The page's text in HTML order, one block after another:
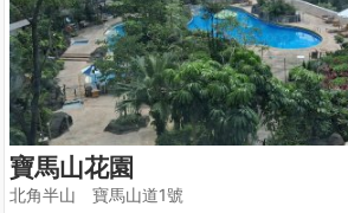
寶馬山花園
北角半山 寶馬山道1號